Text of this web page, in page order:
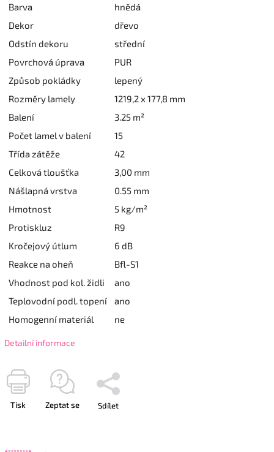
Barva
hnědá
Dekor
dřevo
Odstín dekoru
střední
Povrchová úprava
PUR
Způsob pokládky
lepený
Rozměry lamely
1219,2 x 177,8 mm
Balení
3.25 m²
Počet lamel v balení
15
Třída zátěže
42
Celková tloušťka
3,00 mm
Nášlapná vrstva
0.55 mm
Hmotnost
5 kg/m²
Protiskluz
R9
Kročejový útlum
6 dB
Reakce na oheň
Bfl-S1
Vhodnost pod kol. židli
ano
Teplovodní podl. topení
ano
Homogenní materiál
ne
Detailní informace
Tisk Zeptat se Sdílet